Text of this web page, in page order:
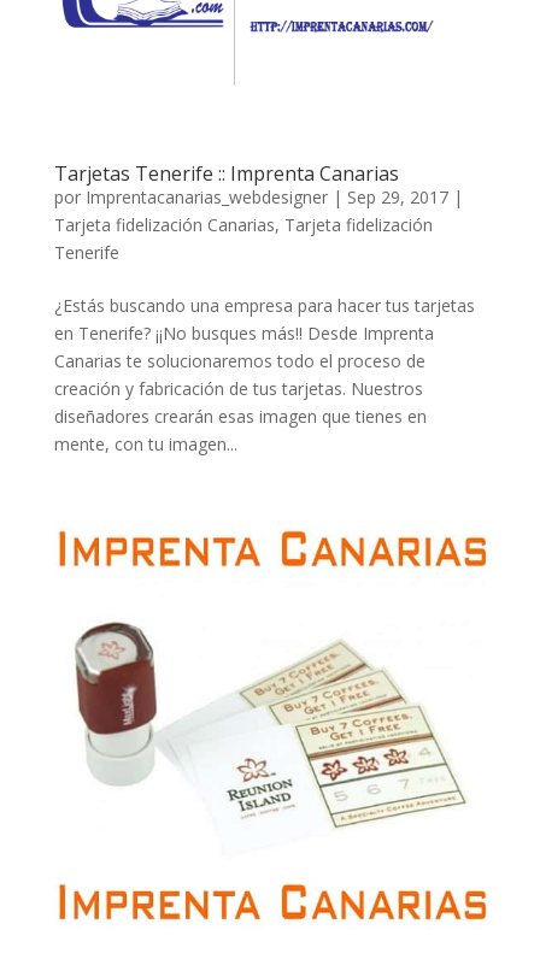
Tarjetas Tenerife :: Imprenta Canarias
por Imprentacanarias_webdesigner| Sep 29, 2017|
Tarjeta fidelización Canarias, Tarjeta fidelización
Tenerife
¿Estás buscando una empresa para hacer tus tarjetas
en Tenerife? ¡¡No busques más!! Desde Imprenta
Canarias te solucionaremos todo el proceso de
creación y fabricación de tus tarjetas. Nuestros
diseñadores crearán esas imagen que tienes en
mente, con tu imagen...